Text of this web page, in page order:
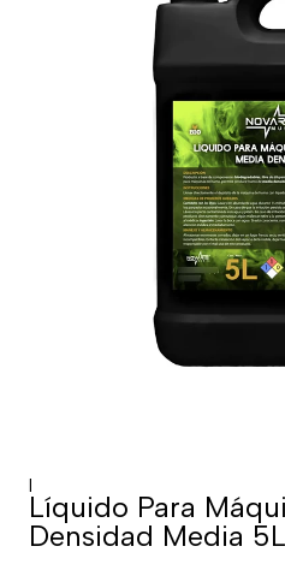
|
Líquido Para
Densidad Media 5L